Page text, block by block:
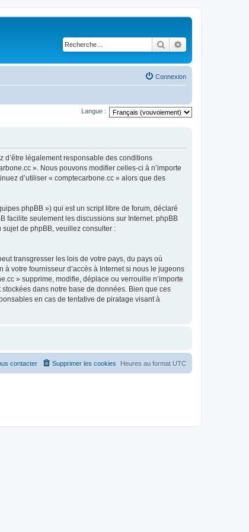
Rechercher
Connexion
Langue :
d’être légalement responsable des conditions
». Nous pouvons modifier celles-ci à n’importe
d’utiliser « comptecarbone.cc » alors que des
phpBB ») qui est un script libre de forum, déclaré
facilite seulement les discussions sur Internet. phpBB
sujet de phpBB, veuillez consulter :
transgresser les lois de votre pays, du pays où
votre fournisseur d’accès à Internet si nous le jugeons
» supprime, modifie, déplace ou verrouille n’importe
dans notre base de données. Bien que ces
en cas de tentative de piratage visant à
Heures au format UTC
Supprimer les cookies
contacter